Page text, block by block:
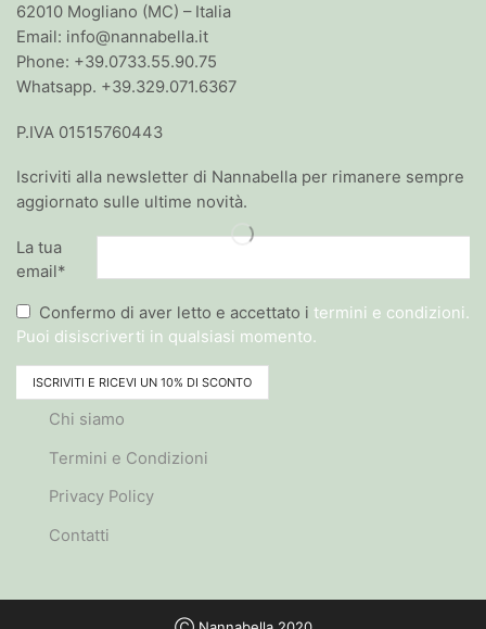
62010 Mogliano (MC) – Italia
Email: info@nannabella.it
Phone: +39.0733.55.90.75
Whatsapp. +39.329.071.6367
P.IVA 01515760443
Iscriviti alla newsletter di Nannabella per rimanere sempre
aggiornato sulle ultime novità.
La tua
email*
Confermo di aver letto e accettato i termini e condizioni.
Puoi disiscriverti in qualsiasi momento.
Chi siamo
Termini e Condizioni
Privacy Policy
Contatti